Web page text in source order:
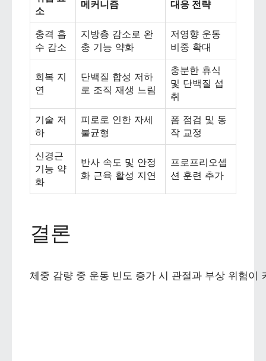
소
메커니즘 대응 전략
충격 흡
수 감소
지방층 감소로 완
충 기능 약화
저영향 운동
비중 확대
회복 지
연
단백질 합성 저하
로 조직 재생 느림
충분한 휴식
및 단백질 섭
취
기술 저
하
피로로 인한 자세
불균형
폼 점검 및 동
작 교정
신경근
기능 약
화
반사 속도 및 안정
화 근육 활성 지연
프로프리오셉
션 훈련 추가
결론
체중 감량 중 운동 빈도 증가 시 관절과 부상 위험